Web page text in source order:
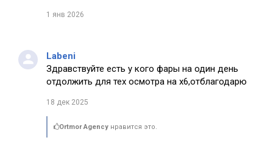
1 янв 2026
Labeni
Здравствуйте есть у кого фары на один день
отдолжить для тех осмотра на х6,отблагодарю
18 дек 2025
Ortmor Agency нравится это.